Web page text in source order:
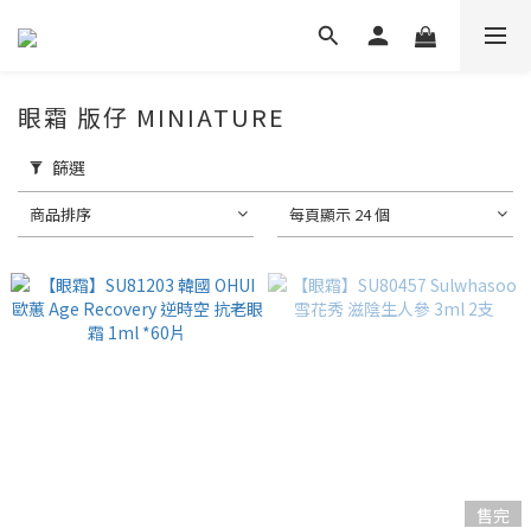
眼霜 版仔 MINIATURE
篩選
商品排序 每頁顯示 24 個
售完